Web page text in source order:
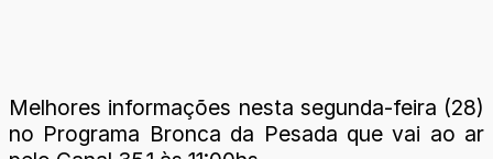
Melhores informações nesta segunda-feira (28)
no Programa Bronca da Pesada que vai ao ar